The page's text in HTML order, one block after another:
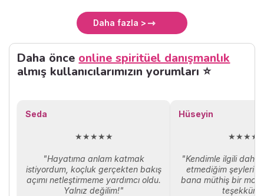
Renkli ve haz dolu bir
cinsellik kendiliğinden sizi
motivasyonunuzu da
korumanız gerekir. Bu
fikirlerini öğrenmek için
onlara yatakta zevk aldıkları
sorular sordum. Cinselliğinizi
karşınızdayım.
Daha fazla >
Daha önce online spiritüel danışmanlık
almış kullanıcılarımızın yorumları ⭐
Seda
★★★★★
"Hayatıma anlam katmak
istiyordum, koçluk gerçekten bakış
açımı netleştirmeme yardımcı oldu.
Yalnız değilim!"
Hüseyin
"Kendimle ilgili daha
etmediğim şeyleri
bana müthiş bir